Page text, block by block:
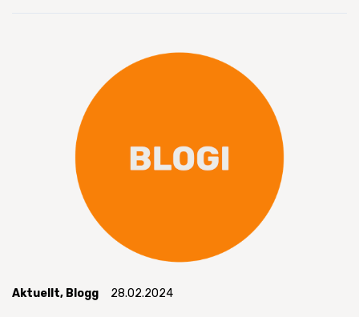
Aktuellt, Blogg 28.02.2024